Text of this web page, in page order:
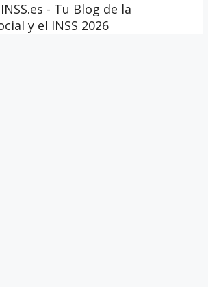
- Tu Blog de la
y el INSS 2026